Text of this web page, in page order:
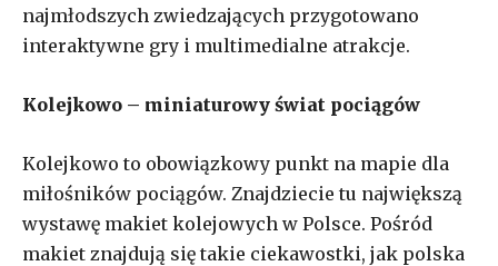
najmłodszych zwiedzających przygotowano
interaktywne gry i multimedialne atrakcje.
Kolejkowo – miniaturowy świat pociągów
Kolejkowo to obowiązkowy punkt na mapie dla
miłośników pociągów. Znajdziecie tu największą
wystawę makiet kolejowych w Polsce. Pośród
makiet znajdują się takie ciekawostki, jak polska